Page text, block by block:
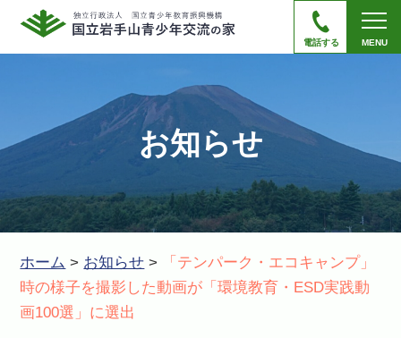
電話する MENU
お知らせ
ホーム > お知らせ >
「テンパーク・エコキャンプ」
時の様子を撮影した動画が「環境教育・ESD実践動
画100選」に選出